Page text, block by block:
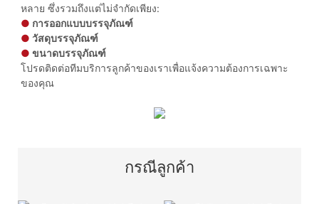
หลาย ซึ่งรวมถึงแต่ไม่จำกัดเพียง:
● การออกแบบบรรจุภัณฑ์
●วัสดุบรรจุภัณฑ์
●ขนาดบรรจุภัณฑ์
โปรดติดต่อทีมบริการลูกค้าของเราเพื่อแจ้งความต้องการเฉพาะ
ของคุณ
กรณีลูกค้า